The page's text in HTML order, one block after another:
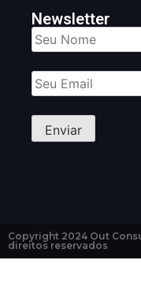
Newsletter
Copyright 2024 Out
direitos reservados